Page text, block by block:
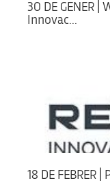
30 DE GENER
Innovac...
18 DE FEBRER